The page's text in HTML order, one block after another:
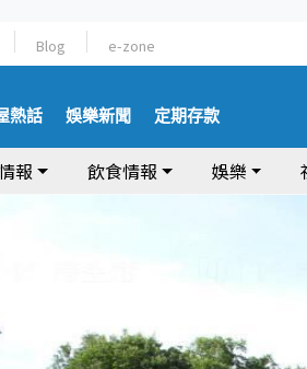
Blog e-zone
熱話 娛樂新聞 定期存款
報 飲食情報 娛樂